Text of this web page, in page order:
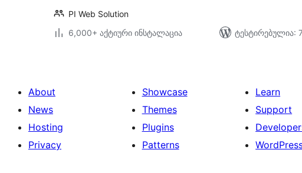
PI Web Solution
6,000+ აქტიური ინსტალაცია
ტესტირებულია:
About
News
Hosting
Privacy
Showcase
Themes
Plugins
Patterns
Learn
Support